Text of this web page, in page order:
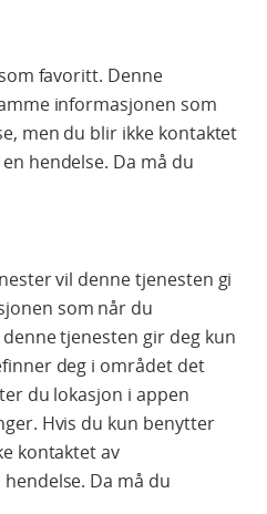
favoritt. Denne
informasjonen som
men du blir ikke kontaktet
hendelse. Da må du
vil denne tjenesten gi
som når du
tjenesten gir deg kun
deg i området det
du lokasjon i appen
Hvis du kun benytter
kontaktet av
Da må du